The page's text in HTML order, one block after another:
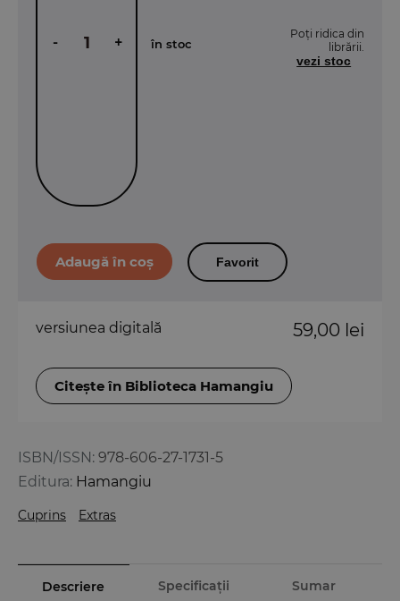
ISBN/ISSN: 978-606-27-1731-5
Editura: Hamangiu
Cuprins Extras
- + în stoc
Poți ridica din
librării.
vezi stoc
Favorit
versiunea digitală 59,00 lei
Citește în Biblioteca Hamangiu
Descriere
Specificații
Sumar